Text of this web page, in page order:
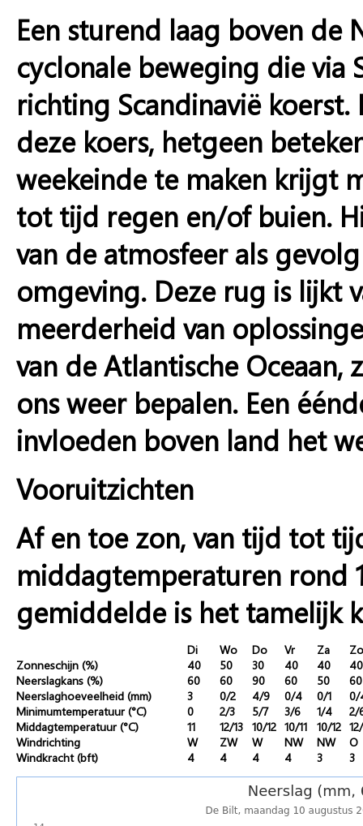
Een sturend laag boven de
cyclonale beweging die via
richting Scandinavië
deze koers, hetgeen
weekeinde te maken krijgt
tot tijd regen en/of buien.
van de atmosfeer als
omgeving. Deze rug is lijkt
meerderheid van
van de Atlantische Oceaan,
ons weer bepalen. Een
invloeden boven land het
Vooruitzichten
Af en toe zon, van tijd tot
middagtemperaturen rond
gemiddelde is het tamelijk
Di Wo Do Vr Za
Zo
Zonneschijn (%)
40 50 30 40 40
40
Neerslagkans (%)
60 60 90 60 50
60
Neerslaghoeveelheid (mm)
3 0/2 4/9 0/4 0/1
0/
Minimumtemperatuur (°C)
0 2/3 5/7 3/6 1/4
2/
Middagtemperatuur (°C)
11 12/13 10/12 10/11 10/12
Windrichting
W ZW W NW NW
O
Windkracht (bft)
4 4 4 4 3 3